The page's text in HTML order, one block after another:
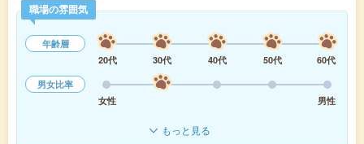
職場の雰囲気
年齢層
20代
30代 40代 50代
60代
男女比率
女性
男性
もっと見る